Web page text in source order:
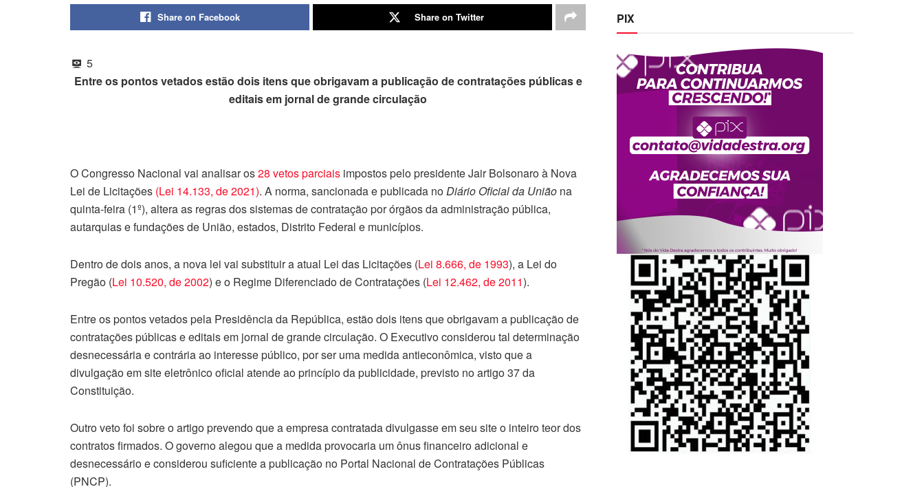
Share on Facebook Share on Twitter
5
Entre os pontos vetados estão dois itens que obrigavam a publicação de contratações públicas e
editais em jornal de grande circulação
O Congresso Nacional vai analisar os28 vetos parciais impostos pelo presidente Jair Bolsonaro à Nova
Lei de Licitações (Lei 14.133, de 2021). A norma, sancionada e publicada noDiário Oficial da União na
quinta-feira (1º), altera as regras dos sistemas de contratação por órgãos da administração pública,
autarquias e fundações de União, estados, Distrito Federal e municípios.
Dentro de dois anos, a nova lei vai substituir a atual Lei das Licitações (Lei 8.666, de 1993), a Lei do
Pregão (Lei 10.520, de 2002) e o Regime Diferenciado de Contratações (Lei 12.462, de 2011).
Entre os pontos vetados pela Presidência da República, estão dois itens que obrigavam a publicação de
contratações públicas e editais em jornal de grande circulação. O Executivo considerou tal determinação
desnecessária e contrária ao interesse público, por ser uma medida antieconômica, visto que a
divulgação em site eletrônico oficial atende ao princípio da publicidade, previsto no artigo 37 da
Constituição.
Outro veto foi sobre o artigo prevendo que a empresa contratada divulgasse em seu site o inteiro teor dos
contratos firmados. O governo alegou que a medida provocaria um ônus financeiro adicional e
desnecessário e considerou suficiente a publicação no Portal Nacional de Contratações Públicas
(PNCP).
PIX